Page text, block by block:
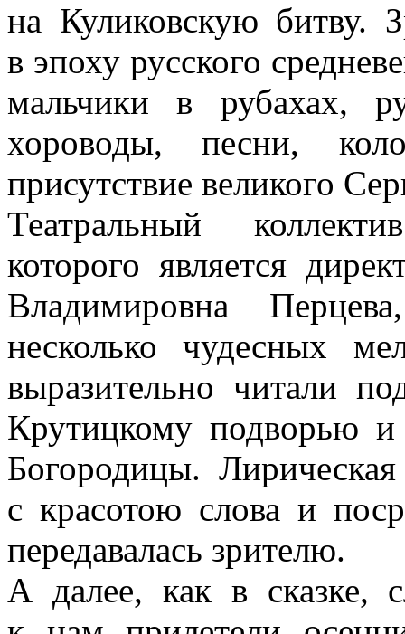
на Куликовскую битву.
в эпоху русского
мальчики в рубахах,
хороводы, песни,
присутствие великого
Театральный
которого является
Владимировна
несколько чудесных
выразительно читали
Крутицкому подворью и
Богородицы.
с красотою слова и
передавалась зрителю.
А далее, как в сказке,